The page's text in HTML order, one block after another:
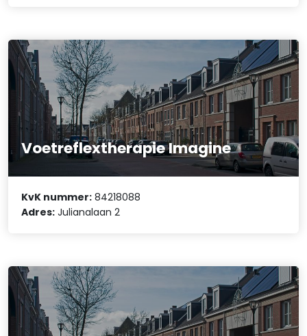
Voetreflextherapie Imagine
KvK nummer: 84218088
Adres: Julianalaan 2